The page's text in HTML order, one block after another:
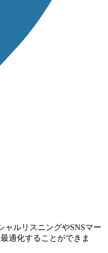
ャルリスニングやSNSマー
適化することができま